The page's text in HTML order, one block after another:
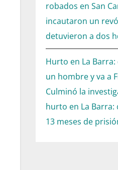
robados en San
incautaron un
detuvieron a dos
Hurto en La
un hombre y va a
Culminó la
hurto en La Barra:
13 meses de